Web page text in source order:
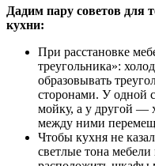
Дадим пару советов для
кухни:
При расстановке
треугольника»:
образовывать
сторонами. У одной
мойку, а у другой —
между ними
Чтобы кухня не
светлые тона